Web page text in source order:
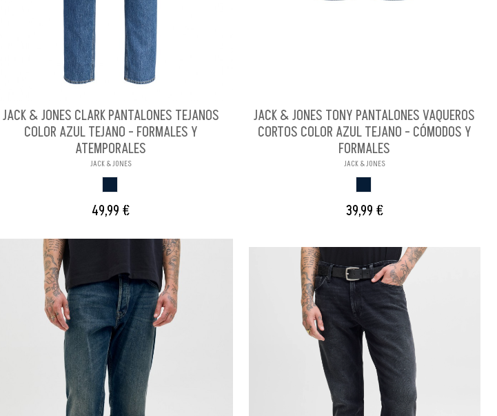
JACK & JONES CLARK PANTALONES TEJANOS
COLOR AZUL TEJANO - FORMALES Y
ATEMPORALES
JACK & JONES
49,99 €
JACK & JONES TONY PANTALONES VAQUEROS
CORTOS COLOR AZUL TEJANO - CÓMODOS Y
FORMALES
JACK & JONES
39,99 €